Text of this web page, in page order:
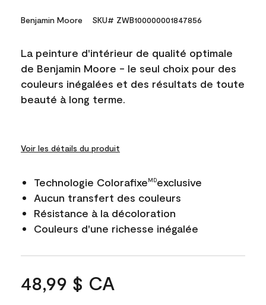
Benjamin Moore SKU# ZWB100000001847856
La peinture d'intérieur de qualité optimale
de Benjamin Moore - le seul choix pour des
couleurs inégalées et des résultats de toute
beauté à long terme.
Voir les détails du produit
Technologie ColorafixeMDexclusive
Aucun transfert des couleurs
Résistance à la décoloration
Couleurs d'une richesse inégalée
48,99 $ CA